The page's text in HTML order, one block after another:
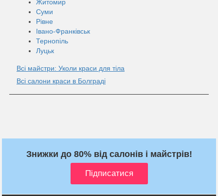
Житомир
Суми
Рівне
Івано-Франківськ
Тернопіль
Луцьк
Всі майстри: Уколи краси для тіла
Всі салони краси в Болграді
Знижки до 80% від салонів і майстрів!